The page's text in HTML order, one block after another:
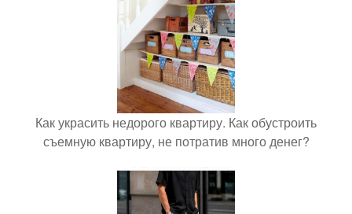
Как украсить недорого квартиру. Как обустроить
съемную квартиру, не потратив много денег?